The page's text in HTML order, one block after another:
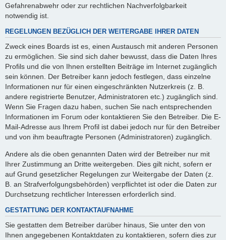
Gefahrenabwehr oder zur rechtlichen Nachverfolgbarkeit
notwendig ist.
REGELUNGEN BEZÜGLICH DER WEITERGABE IHRER DATEN
Zweck eines Boards ist es, einen Austausch mit anderen Personen
zu ermöglichen. Sie sind sich daher bewusst, dass die Daten Ihres
Profils und die von Ihnen erstellten Beiträge im Internet zugänglich
sein können. Der Betreiber kann jedoch festlegen, dass einzelne
Informationen nur für einen eingeschränkten Nutzerkreis (z. B.
andere registrierte Benutzer, Administratoren etc.) zugänglich sind.
Wenn Sie Fragen dazu haben, suchen Sie nach entsprechenden
Informationen im Forum oder kontaktieren Sie den Betreiber. Die E-
Mail-Adresse aus Ihrem Profil ist dabei jedoch nur für den Betreiber
und von ihm beauftragte Personen (Administratoren) zugänglich.
Andere als die oben genannten Daten wird der Betreiber nur mit
Ihrer Zustimmung an Dritte weitergeben. Dies gilt nicht, sofern er
auf Grund gesetzlicher Regelungen zur Weitergabe der Daten (z.
B. an Strafverfolgungsbehörden) verpflichtet ist oder die Daten zur
Durchsetzung rechtlicher Interessen erforderlich sind.
GESTATTUNG DER KONTAKTAUFNAHME
Sie gestatten dem Betreiber darüber hinaus, Sie unter den von
Ihnen angegebenen Kontaktdaten zu kontaktieren, sofern dies zur